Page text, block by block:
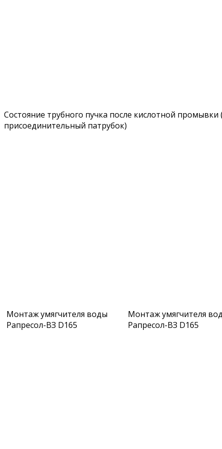
Состояние трубного пучка после кислотной промывки
присоединительный патрубок)
Монтаж умягчителя воды
Рапресол-ВЗ D165
Монтаж умягчителя
Рапресол-ВЗ D165